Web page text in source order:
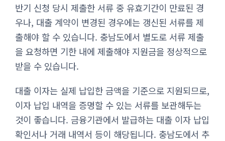
반기 신청 당시 제출한 서류 중 유효기간이 만료된 경
우나, 대출 계약이 변경된 경우에는 갱신된 서류를 제
출해야 할 수 있습니다. 충남도에서 별도로 서류 제출
을 요청하면 기한 내에 제출해야 지원금을 정상적으로
받을 수 있습니다.
대출 이자는 실제 납입한 금액을 기준으로 지원되므로,
이자 납입 내역을 증명할 수 있는 서류를 보관해두는
것이 좋습니다. 금융기관에서 발급하는 대출 이자 납입
확인서나 거래 내역서 등이 해당됩니다. 충남도에서 추